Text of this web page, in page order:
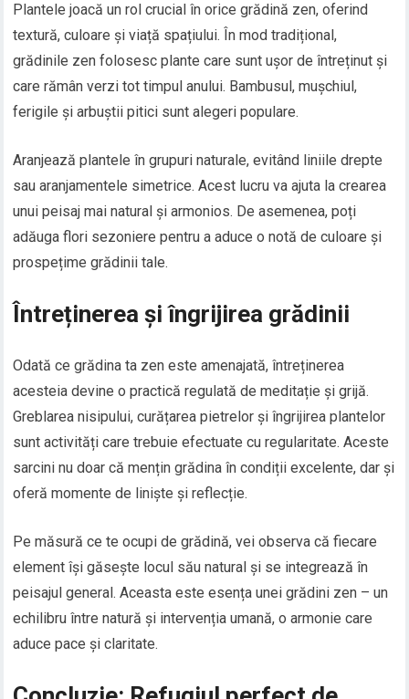
Plantele joacă un rol crucial în orice grădină zen, oferind
textură, culoare și viață spațiului. În mod tradițional,
grădinile zen folosesc plante care sunt ușor de întreținut și
care rămân verzi tot timpul anului. Bambusul, mușchiul,
ferigile și arbuștii pitici sunt alegeri populare.
Aranjează plantele în grupuri naturale, evitând liniile drepte
sau aranjamentele simetrice. Acest lucru va ajuta la crearea
unui peisaj mai natural și armonios. De asemenea, poți
adăuga flori sezoniere pentru a aduce o notă de culoare și
prospețime grădinii tale.
Întreținerea și îngrijirea grădinii
Odată ce grădina ta zen este amenajată, întreținerea
acesteia devine o practică regulată de meditație și grijă.
Greblarea nisipului, curățarea pietrelor și îngrijirea plantelor
sunt activități care trebuie efectuate cu regularitate. Aceste
sarcini nu doar că mențin grădina în condiții excelente, dar și
oferă momente de liniște și reflecție.
Pe măsură ce te ocupi de grădină, vei observa că fiecare
element își găsește locul său natural și se integrează în
peisajul general. Aceasta este esența unei grădini zen – un
echilibru între natură și intervenția umană, o armonie care
aduce pace și claritate.